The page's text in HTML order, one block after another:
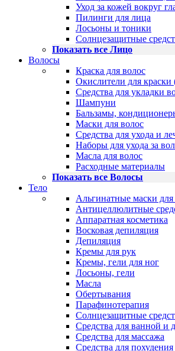
Уход за кожей вокруг
Пилинги для лица
Лосьоны и тоники
Солнцезащитные
Показать все Лицо
Волосы
Краска для волос
Окислители для
Средства для укладки
Шампуни
Бальзамы,
Маски для волос
Средства для ухода и
Наборы для ухода за
Масла для волос
Расходные материалы
Показать все Волосы
Тело
Альгинатные маски для
Антицеллюлитные
Аппаратная косметика
Восковая депиляция
Депиляция
Кремы для рук
Кремы, гели для ног
Лосьоны, гели
Масла
Обертывания
Парафинотерапия
Солнцезащитные
Средства для ванной и
Средства для массажа
Средства для похудения